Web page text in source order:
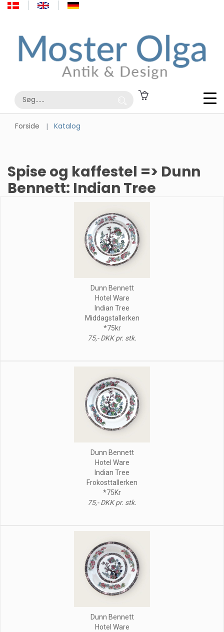
Forside Katalog
Spise og kaffestel => Dunn
Bennett: Indian Tree
Dunn Bennett
Hotel Ware
Indian Tree
Middagstallerken
*75kr
75,- DKK pr. stk.
Dunn Bennett
Hotel Ware
Indian Tree
Frokosttallerken
*75Kr
75,- DKK pr. stk.
Dunn Bennett
Hotel Ware